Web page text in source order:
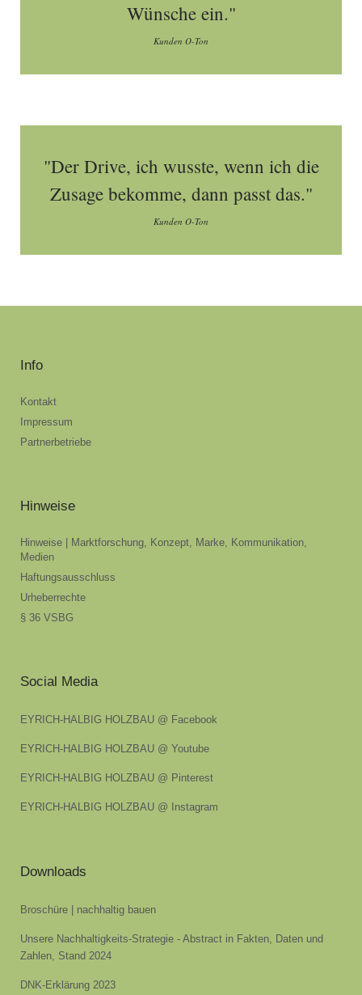
Wünsche ein."
Kunden O-Ton
"Der Drive, ich wusste, wenn ich die
Zusage bekomme, dann passt das."
Kunden O-Ton
Info
Kontakt
Impressum
Partnerbetriebe
Hinweise
Hinweise | Marktforschung, Konzept, Marke, Kommunikation,
Medien
Haftungsausschluss
Urheberrechte
§ 36 VSBG
Social Media
EYRICH-HALBIG HOLZBAU @ Facebook
EYRICH-HALBIG HOLZBAU @ Youtube
EYRICH-HALBIG HOLZBAU @ Pinterest
EYRICH-HALBIG HOLZBAU @ Instagram
Downloads
Broschüre | nachhaltig bauen
Unsere Nachhaltigkeits-Strategie - Abstract in Fakten, Daten und
Zahlen, Stand 2024
DNK-Erklärung 2023